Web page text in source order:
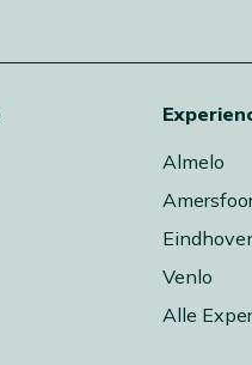
Almelo
Venlo
Alle